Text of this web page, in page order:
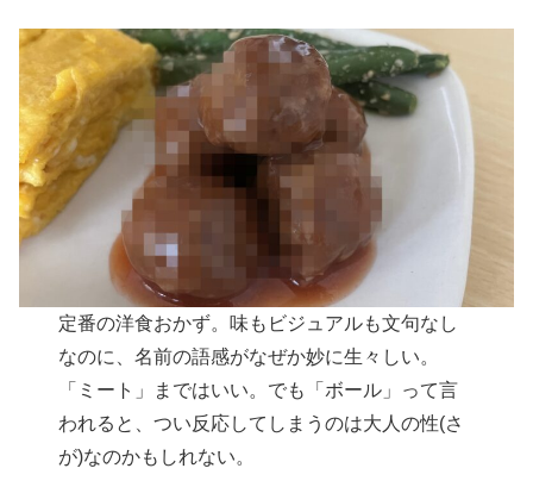
定番の洋食おかず。味もビジュアルも文句なし
なのに、名前の語感がなぜか妙に生々しい。
「ミート」まではいい。でも「ボール」って言
われると、つい反応してしまうのは大人の性(さ
が)なのかもしれない。